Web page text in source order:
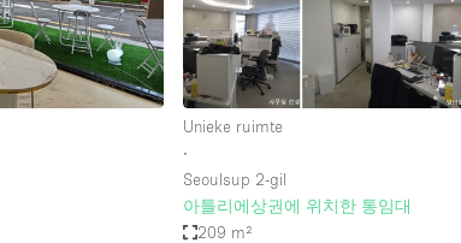
Unieke ruimte
∙
Seoulsup 2-gil
아틀리에상권에 위치한 통임대
209 m²